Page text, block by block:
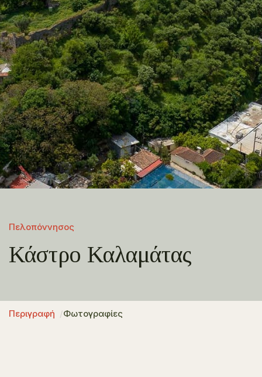
Πελοπόννησος
Κάστρο Καλαμάτας
Περιγραφή Φωτογραφίες